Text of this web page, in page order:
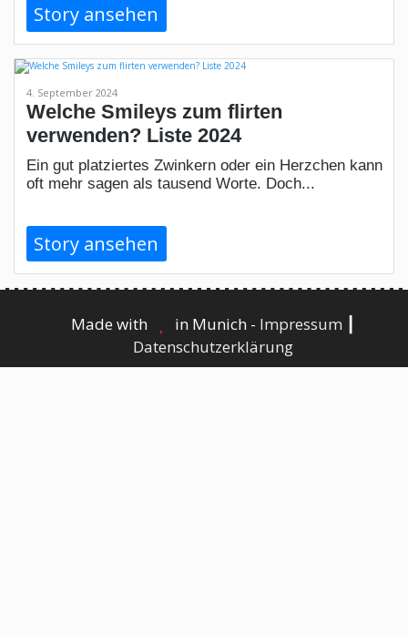
Story ansehen
4. September 2024
Welche Smileys zum flirten
verwenden? Liste 2024
Ein gut platziertes Zwinkern oder ein Herzchen kann
oft mehr sagen als tausend Worte. Doch...
Story ansehen
Made with in Munich - Impressum
Datenschutzerklärung